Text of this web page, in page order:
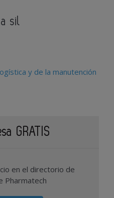
sil
y de la manutención
GRATIS
en el directorio de
Pharmatech